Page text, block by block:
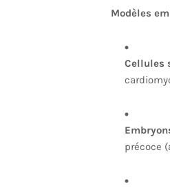
Modèles
Cellules
précoce